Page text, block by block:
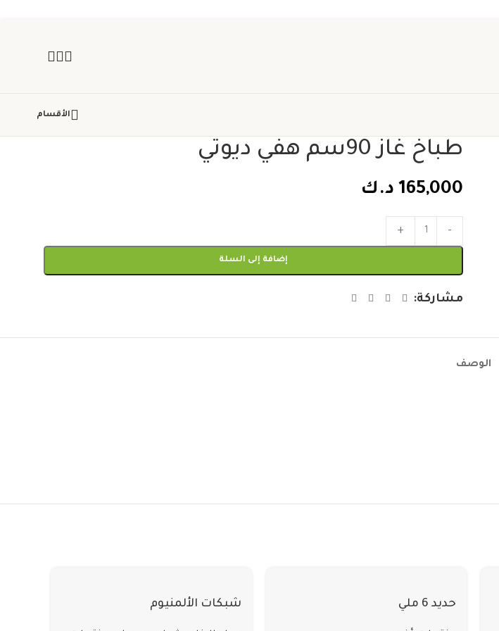
الأقسام
طباخ غاز 90سم هفي ديوتي
165,000 د.ك
إضافة إلى السلة
مشاركة:
الوصف
حديد 6 ملي شبكات الألمنيوم